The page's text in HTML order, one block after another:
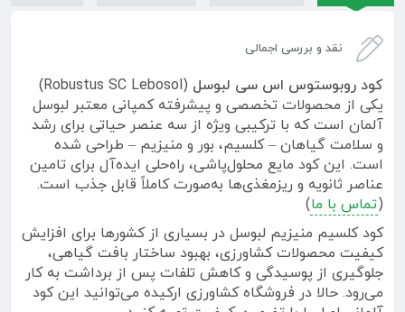
نقد و بررسی اجمالی
کود روبوستوس اس سی لبوسل
(Robustus SC Lebosol)
یکی از محصولات تخصصی و پیشرفته کمپانی معتبر لبوسل
آلمان است که با ترکیبی ویژه از سه عنصر حیاتی برای رشد
و سلامت گیاهان – کلسیم، بور و منیزیم – طراحی شده
است. این کود مایع محلول‌پاشی، راه‌حلی ایده‌آل برای تامین
عناصر ثانویه و ریزمغذی‌ها به‌صورت کاملاً قابل جذب است.
(تماس با ما)
کود کلسیم منیزیم لبوسل در بسیاری از کشورها برای افزایش
کیفیت محصولات کشاورزی، بهبود ساختار بافت گیاهی،
جلوگیری از پوسیدگی و کاهش تلفات پس از برداشت به کار
می‌رود. حالا در فروشگاه کشاورزی ارکیده می‌توانید این کود